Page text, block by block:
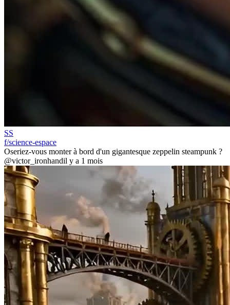
SS
f/science-espace
Oseriez-vous monter à bord d'un gigantesque zeppelin steampunk ?
@victor_ironhandil y a 1 mois